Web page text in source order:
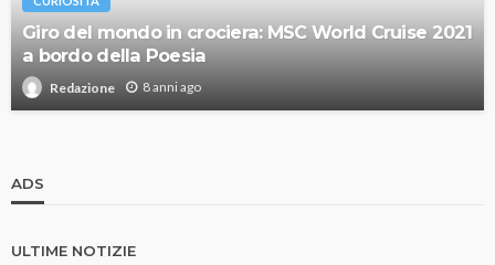
Giro del mondo in crociera: MSC World Cruise 2021
a bordo della Poesia
Redazione 8 anni ago
ADS
ULTIME NOTIZIE